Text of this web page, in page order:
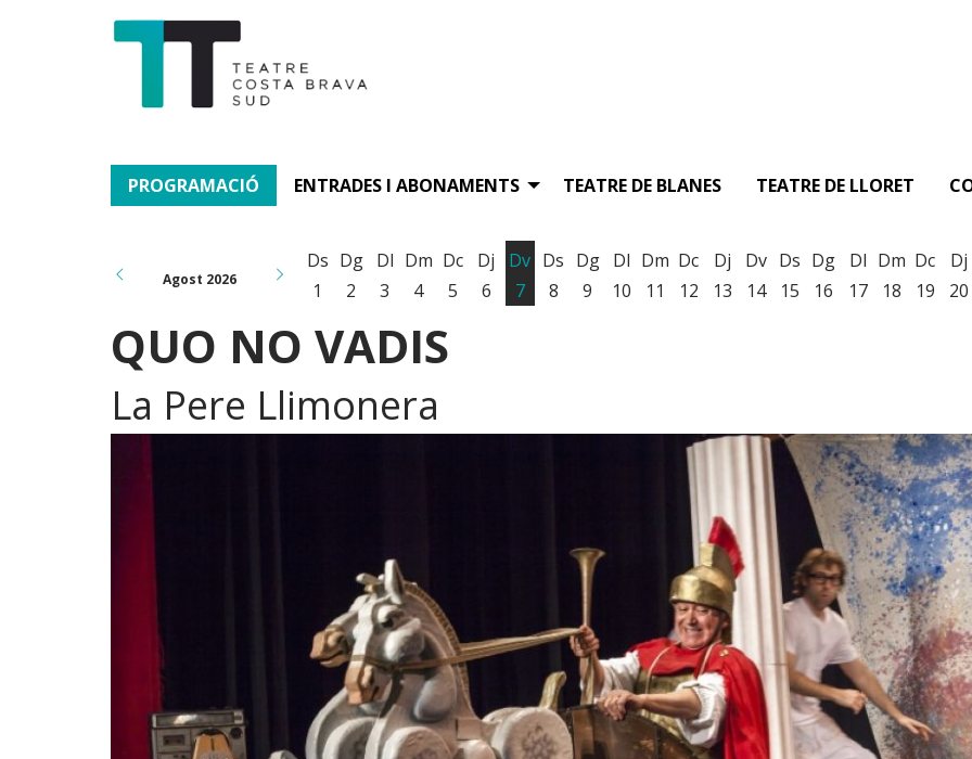
PROGRAMACIÓ ENTRADES I ABONAMENTS TEATRE DE BLANES TEATRE DE LLORET
Agost 2026
Ds
1
Dg
2
Dl
3
Dm
4
Dc
5
Dj
6
Dv
7
Ds
8
Dg
9
Dl
10
Dm
11
Dc
12
Dj
13
Dv
14
Ds
15
Dg
16
Dl
17
Dm
18
Dc
19
Dj
20
QUO NO VADIS
La Pere Llimonera